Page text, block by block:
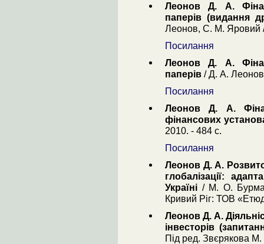
Леонов Д. А.
паперів (видання
Леонов, С. М. Яровий
Посилання
Леонов Д. А.
паперів / Д. А.
Посилання
Леонов Д. А.
фінансових
2010. - 484 с.
Посилання
Леонов Д. А.
глобалізації:
Україні / М. О.
Кривий Ріг: ТОВ
Леонов Д. А.
інвесторів
Під ред. Звєрякова М.